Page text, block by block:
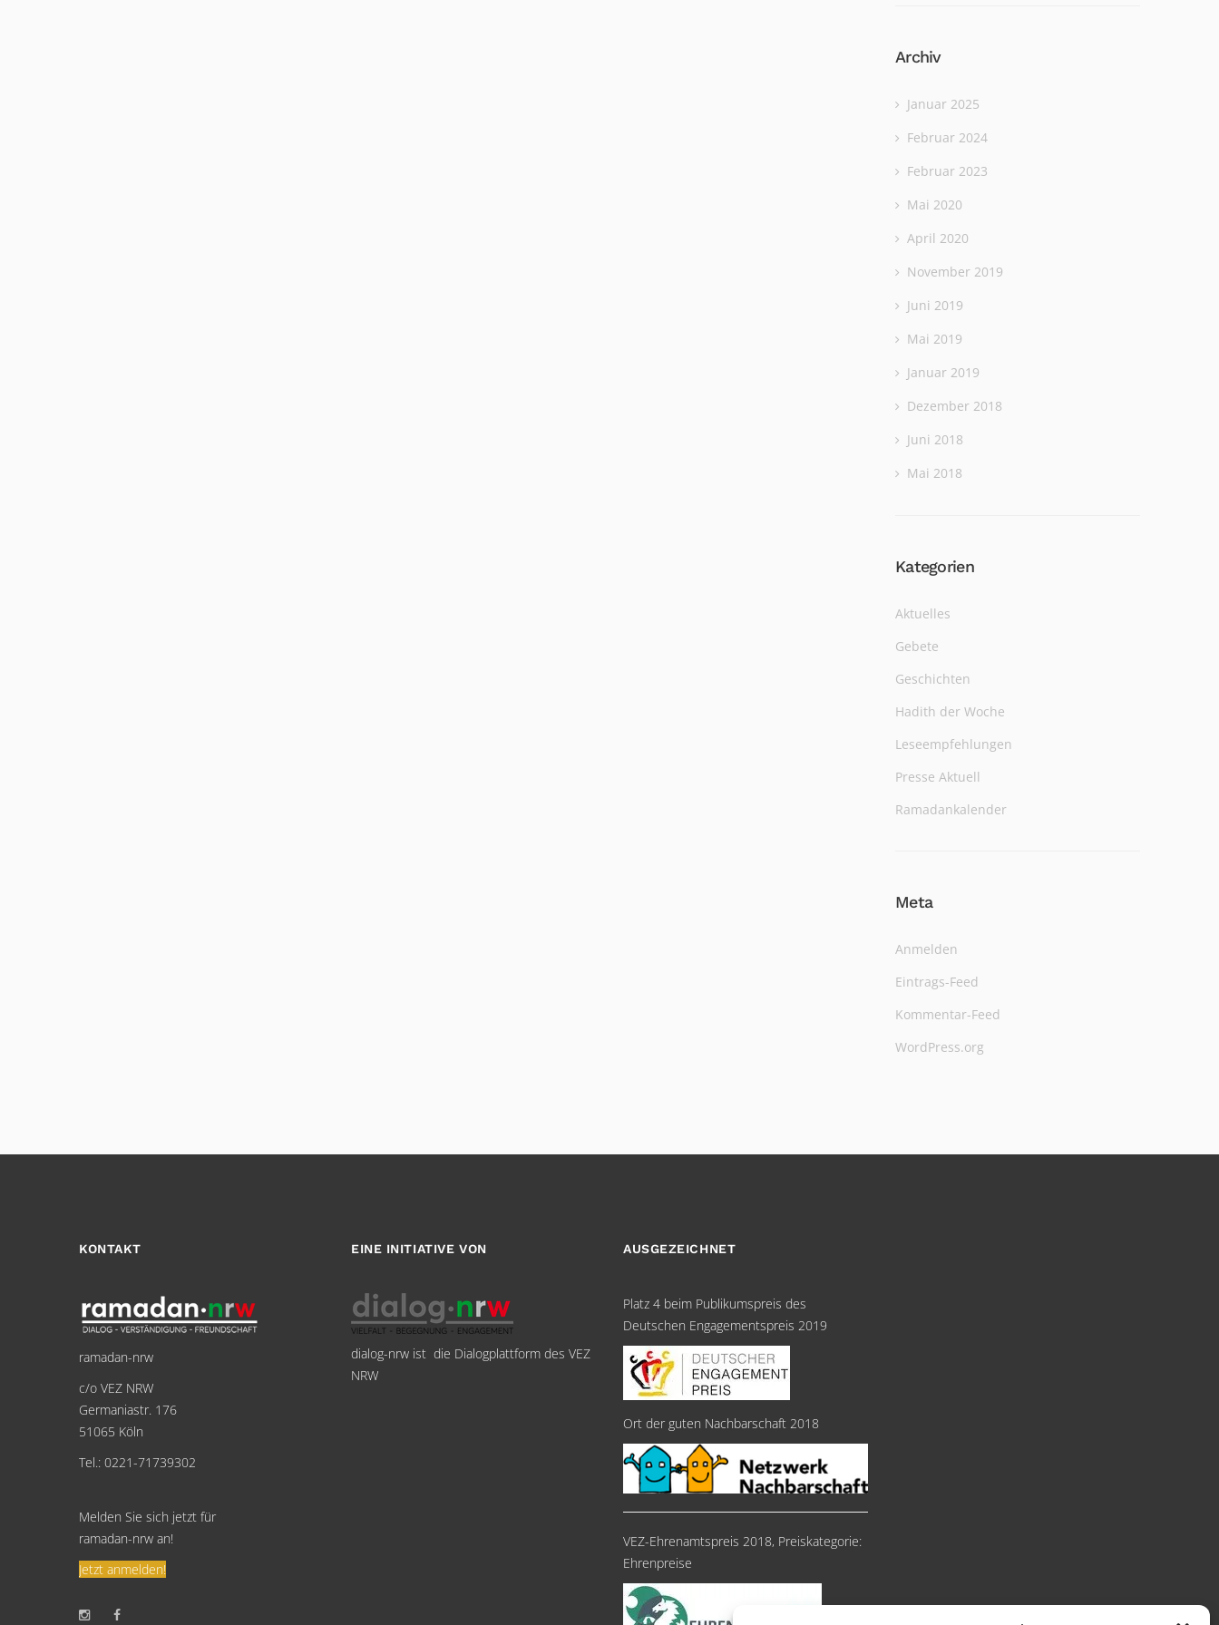
Archiv
Januar 2025
Februar 2024
Februar 2023
Mai 2020
April 2020
November 2019
Juni 2019
Mai 2019
Januar 2019
Dezember 2018
Juni 2018
Mai 2018
Kategorien
Aktuelles
Gebete
Geschichten
Hadith der Woche
Leseempfehlungen
Presse Aktuell
Ramadankalender
Meta
Anmelden
Eintrags-Feed
Kommentar-Feed
WordPress.org
KONTAKT
ramadan-nrw
c/o VEZ NRW
Germaniastr. 176
51065 Köln
Tel.: 0221-71739302
Melden Sie sich jetzt für
ramadan-nrw an!
Jetzt anmelden!
EINE INITIATIVE VON
dialog-nrw ist die Dialogplattform des VEZ
NRW
AUSGEZEICHNET
Platz 4 beim Publikumspreis des
Deutschen Engagementspreis 2019
Ort der guten Nachbarschaft 2018
VEZ-Ehrenamtspreis 2018, Preiskategorie:
Ehrenpreise